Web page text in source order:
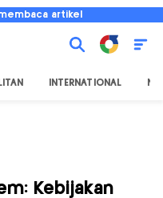
artikel
INTERNATIONAL
Kebijakan